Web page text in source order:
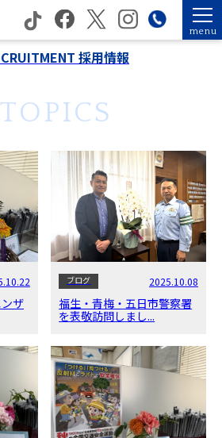
menu
採用情報
ザ
ブログ 2025.10.08
福生・青梅・五日市警察署
を表敬訪問しまし...